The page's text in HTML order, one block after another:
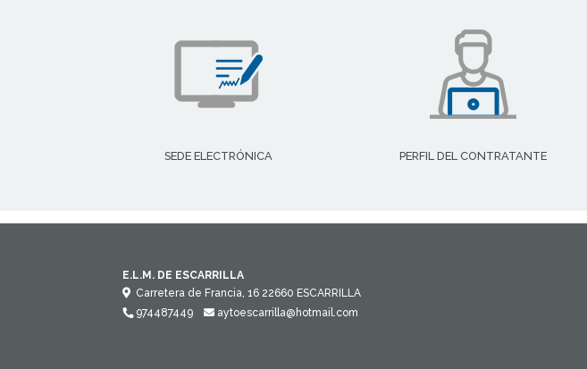
SEDE ELECTRÓNICA PERFIL DEL CONTRATANTE
E.L.M. DE ESCARRILLA
Carretera de Francia, 16 22660 ESCARRILLA
974487449
aytoescarrilla@hotmail.com